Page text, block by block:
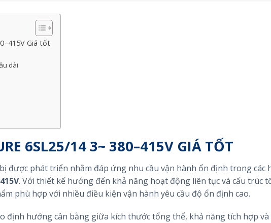
Giá tốt
dài
6SL25/14 3~ 380–415V GIÁ TỐT
được phát triển nhằm đáp ứng nhu cầu vận hành ổn định trong các
. Với thiết kế hướng đến khả năng hoạt động liên tục và cấu trúc
phù hợp với nhiều điều kiện vận hành yêu cầu độ ổn định cao.
định hướng cân bằng giữa kích thước tổng thể, khả năng tích hợp